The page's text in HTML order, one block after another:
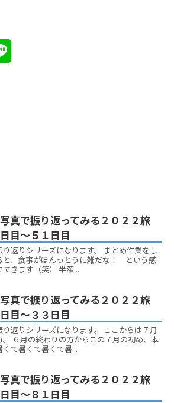
真で振り返ってみる２０２２旅
目～５１日目
り返りシリーズになります。 まとめ作業をし
と、食事がほんっとうに雑だな！ という感
てきます（笑） 半額...
真で振り返ってみる２０２２旅
目～３３日目
り返りシリーズになります。 ここからは７月
。 ６月の終わりの方からこの７月の初め、本
くて暑くて暑くて暑...
真で振り返ってみる２０２２旅
目～８１日目